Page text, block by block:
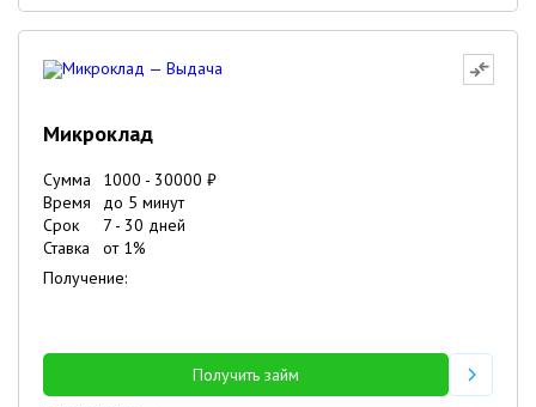
Микроклад
Сумма 1000 - 30000 ₽
Время
до 5 минут
Срок
7 - 30 дней
Ставка
от 1%
Получение:
Получить займ